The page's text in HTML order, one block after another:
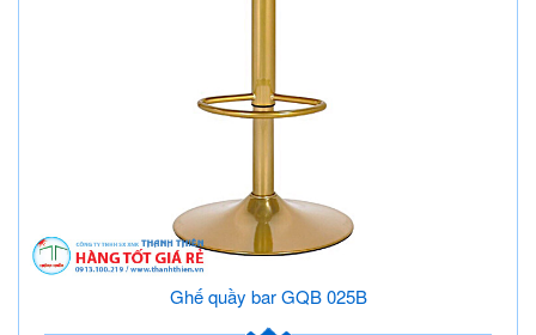
Ghế quầy bar GQB 025B